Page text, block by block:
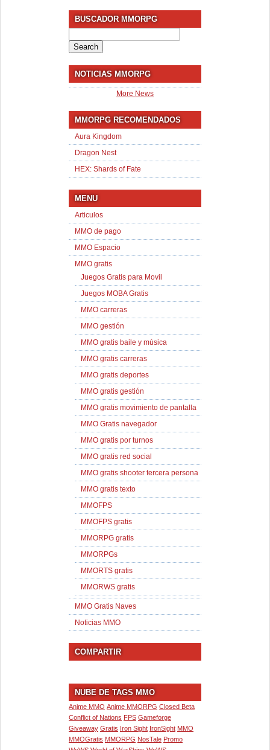
BUSCADOR MMORPG
for:
NOTICIAS MMORPG
More News
MMORPG RECOMENDADOS
Aura Kingdom
Dragon Nest
HEX: Shards of Fate
MENU
Articulos
MMO de pago
MMO Espacio
MMO gratis
Juegos Gratis para Movil
Juegos MOBA Gratis
MMO carreras
MMO gestión
MMO gratis baile y música
MMO gratis carreras
MMO gratis deportes
MMO gratis gestión
MMO gratis movimiento de pantalla
MMO Gratis navegador
MMO gratis por turnos
MMO gratis red social
MMO gratis shooter tercera persona
MMO gratis texto
MMOFPS
MMOFPS gratis
MMORPG gratis
MMORPGs
MMORTS gratis
MMORWS gratis
MMO Gratis Naves
Noticias MMO
COMPARTIR
NUBE DE TAGS MMO
Anime MMO Anime MMORPG Closed Beta
Conflict of Nations FPS Gameforge
Giveaway Gratis Iron Sight IronSight MMO
MMOGratis MMORPG NosTale Promo